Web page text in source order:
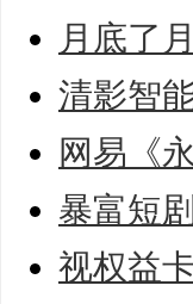
月底了
清影智
网易《
暴富短
视权益